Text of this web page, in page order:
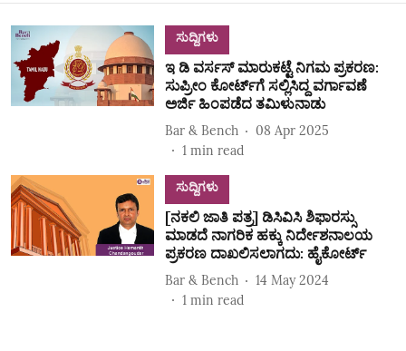
ಸುದ್ದಿಗಳು
ಇ ಡಿ ವರ್ಸಸ್ ಮಾರುಕಟ್ಟೆ ನಿಗಮ ಪ್ರಕರಣ:
ಸುಪ್ರೀಂ ಕೋರ್ಟ್‌ಗೆ ಸಲ್ಲಿಸಿದ್ದ ವರ್ಗಾವಣೆ
ಅರ್ಜಿ ಹಿಂಪಡೆದ ತಮಿಳುನಾಡು
Bar & Bench
08 Apr 2025
1 min read
ಸುದ್ದಿಗಳು
[ನಕಲಿ ಜಾತಿ ಪತ್ರ] ಡಿಸಿವಿಸಿ ಶಿಫಾರಸ್ಸು
ಮಾಡದೆ ನಾಗರಿಕ ಹಕ್ಕು ನಿರ್ದೇಶನಾಲಯ
ಪ್ರಕರಣ ದಾಖಲಿಸಲಾಗದು: ಹೈಕೋರ್ಟ್‌
Bar & Bench
14 May 2024
1 min read